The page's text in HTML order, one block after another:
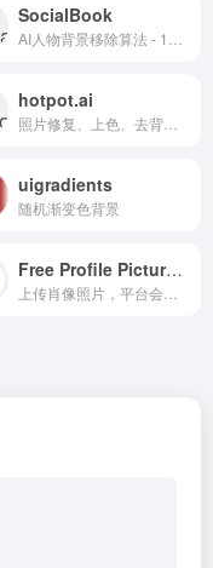
SocialBook
hotpot.ai
uigradients
随机渐变色背景
Free Profile Picture Maker